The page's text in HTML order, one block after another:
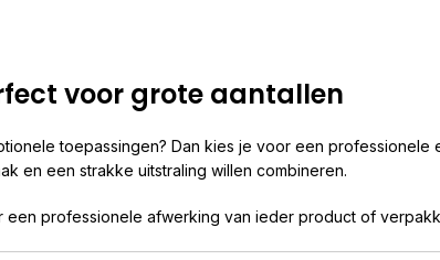
voor grote aantallen
toepassingen? Dan kies je voor een professionele
en een strakke uitstraling willen combineren.
professionele afwerking van ieder product of